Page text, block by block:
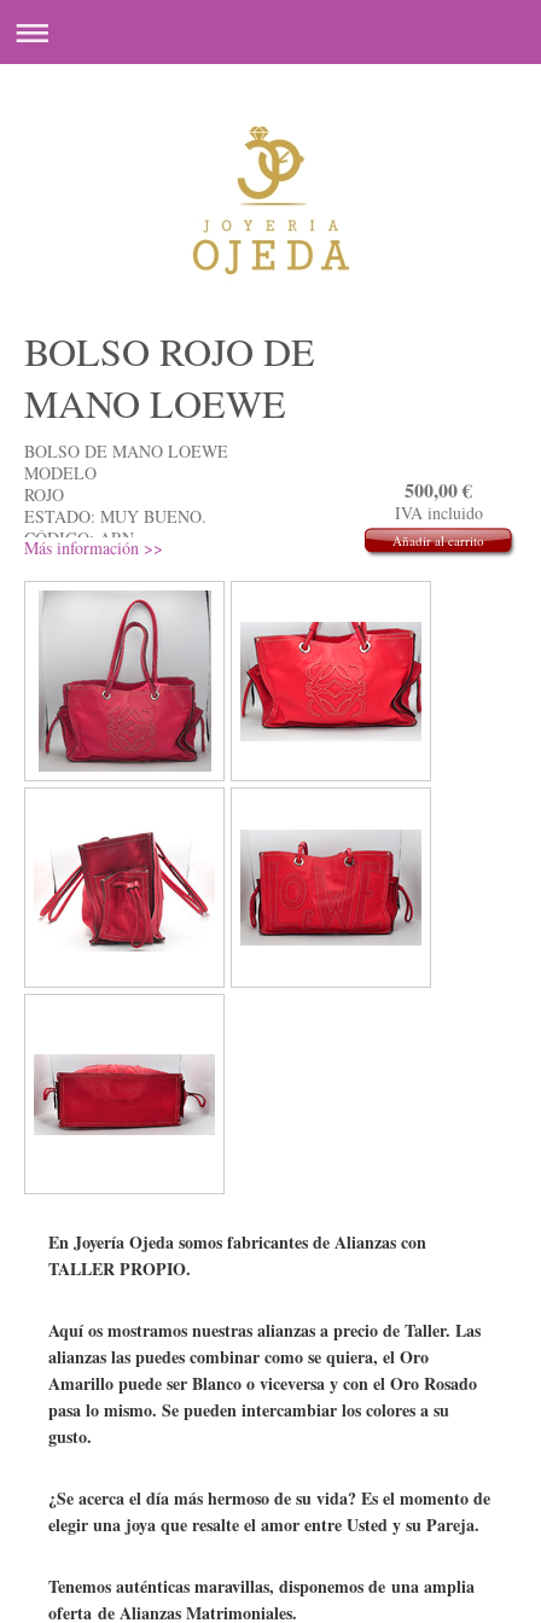
500,00€
IVA incluido
Añadir al carrito
BOLSO ROJO DE
MANO LOEWE
BOLSO DE MANO LOEWE
MODELO
ROJO
ESTADO: MUY BUENO.
CÓDIGO: ARN
PRECIO: 500€
Más información >>
En Joyería Ojeda somos fabricantes de Alianzas con
TALLER PROPIO.
Aquí os mostramos nuestras alianzas a precio de Taller. Las
alianzas las puedes combinar como se quiera, el Oro
Amarillo puede ser Blanco o viceversa y con el Oro Rosado
pasa lo mismo. Se pueden intercambiar los colores a su
gusto.
¿Se acerca el día más hermoso de su vida? Es el momento de
elegir una joya que resalte el amor entre Usted y su Pareja.
Tenemos auténticas maravillas, disponemos de una amplia
oferta de Alianzas Matrimoniales.